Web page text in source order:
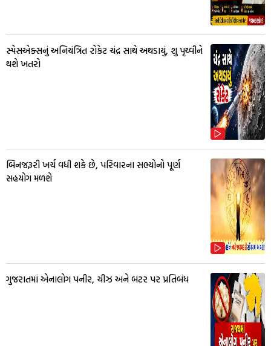
સ્પેસએક્સનું અનિયંત્રિત રોકેટ ચંદ્ર સાથે અથડાયું, શુ પૃથ્વીને
થશે ખતરો
બિનજરૂરી ખર્ચ વધી શકે છે, પરિવારના સભ્યોનો પૂર્ણ
સહયોગ મળશે
ગુજરાતમાં એનાલોગ પનીર, ચીઝ અને બટર પર પ્રતિબંધ